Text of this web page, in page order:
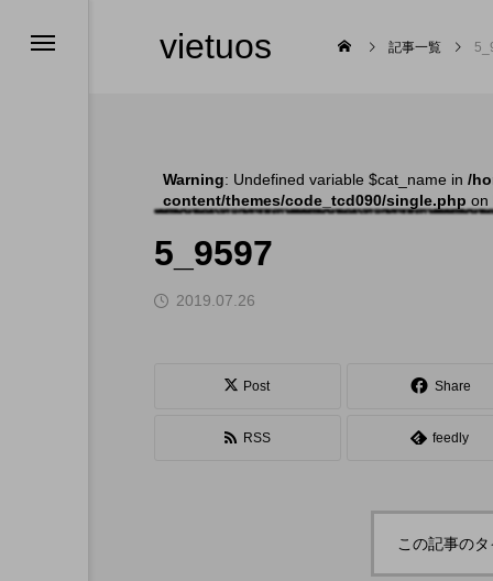
発表会
「JJF 2020」、開催形
式を変更。国内各地で
オンラインとオフライ
vietuos 記事一覧
Warning: Undefined variable $cat_name in /
content/themes/code_tcd090/single.php on
5_9597
2019.07.26
Post Share
RSS feedly
この記事の
「WJD 2022」終了。各
コンテスト結果。